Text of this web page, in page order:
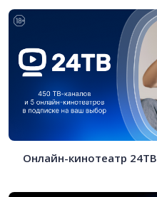
Онлайн-кинотеатр 24ТВ